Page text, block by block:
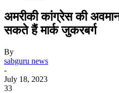
अमरीकी कांग्रेस की
सकते हैं मार्क जुकरबर्ग
By
sabguru news
-
July 18, 2023
33